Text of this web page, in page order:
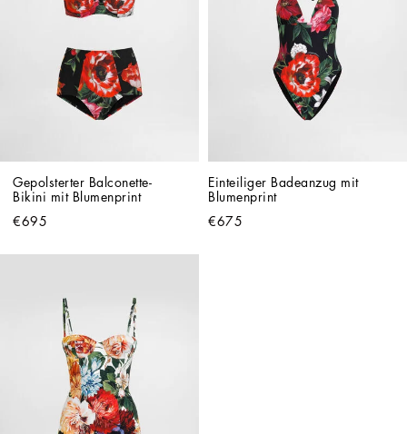
Gepolsterter Balconette-
Bikini mit Blumenprint
€695
Einteiliger Badeanzug mit
Blumenprint
€675